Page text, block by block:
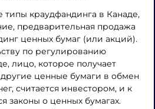
краудфандинга в Канаде,
предварительная продажа
ценных бумаг (или акций).
по регулированию
лицо, которое получает
ценные бумаги в обмен
считается инвестором, и к
законы о ценных бумагах.